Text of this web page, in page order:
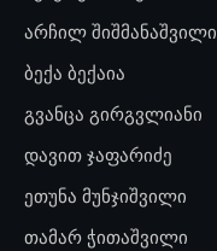
არჩილ შიშმანაშვილი
ბექა ბექაია
გვანცა გირგვლიანი
დავით ჯაფარიძე
ეთუნა მუნჯიშვილი
თამარ ჭითაშვილი